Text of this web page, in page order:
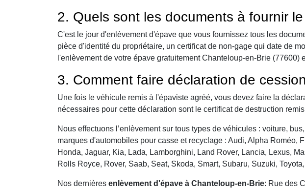
2. Quels sont les documents à fournir
C'est le jour d'enlèvement d'épave que vous fournissez tous les
pièce d'identité du propriétaire, un certificat de non-gage qui date de
l'enlèvement de votre épave gratuitement Chanteloup-en-Brie (77600)
3. Comment faire déclaration de
Une fois le véhicule remis à l'épaviste agréé, vous devez faire la
nécessaires pour cette déclaration sont le certificat de destruction
Nous effectuons l’enlèvement sur tous types de véhicules : voiture,
marques d'automobiles pour casse et recyclage : Audi, Alpha Roméo,
Honda, Jaguar, Kia, Lada, Lamborghini, Land Rover, Lancia, Lexus,
Rolls Royce, Rover, Saab, Seat, Skoda, Smart, Subaru, Suzuki,
Nos dernières enlèvement d'épave à Chanteloup-en-Brie: Rue des